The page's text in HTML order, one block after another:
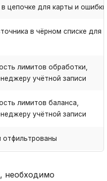
цепочке для карты и ошибки
в чёрном списке для
лимитов обработки,
учётной записи
лимитов баланса,
учётной записи
необходимо